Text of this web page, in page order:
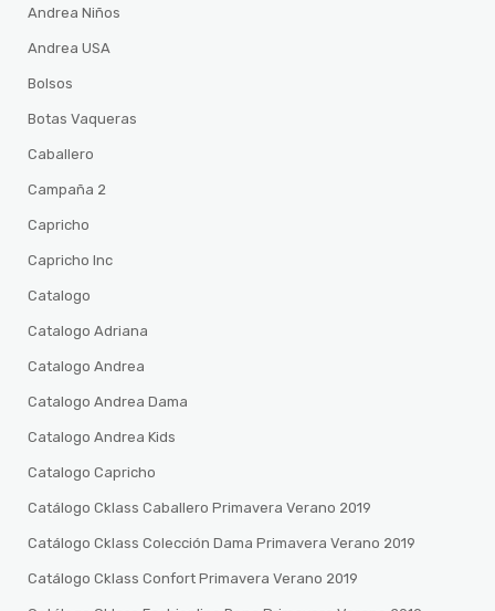
Andrea Niños
Andrea USA
Bolsos
Botas Vaqueras
Caballero
Campaña 2
Capricho
Capricho Inc
Catalogo
Catalogo Adriana
Catalogo Andrea
Catalogo Andrea Dama
Catalogo Andrea Kids
Catalogo Capricho
Catálogo Cklass Caballero Primavera Verano 2019
Catálogo Cklass Colección Dama Primavera Verano 2019
Catálogo Cklass Confort Primavera Verano 2019